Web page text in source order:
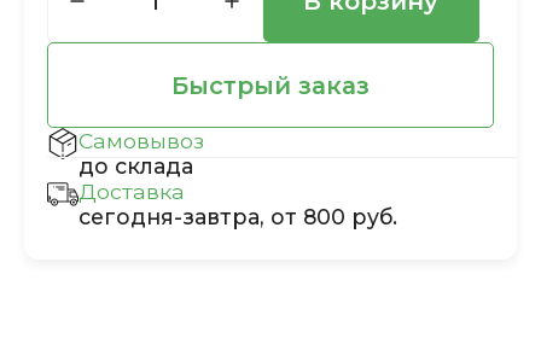
Быстрый заказ
Самовывоз
до склада
Доставка
сегодня-завтра, от 800 руб.